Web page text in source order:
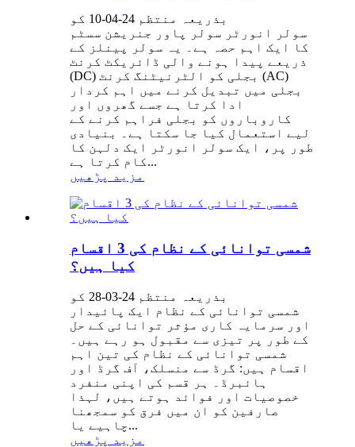
بذریعہ منتظم 24-04-10 کو
سولر انورٹر سولر پاور جنریشن سسٹم
کا ایک اہم حصہ ہے۔ یہ سولر پینلز کے
ذریعے پیدا ہونے والی ڈائریکٹ کرنٹ
(DC) بجلی کو الٹرنیٹنگ کرنٹ (AC)
بجلی میں تبدیل کرنے میں اہم کردار
ادا کرتا ہے جسے گھروں اور
کاروباروں کو بجلی فراہم کرنے کے
لیے استعمال کیا جا سکتا ہے۔ بنیادی
طور پر، ایک سولر انورٹر ایک دلہن کا
کام کرتا ہے...
مزید پڑھیں
شمسی توانائی کے نظام کی 3 اقسام
کیا ہیں؟
بذریعہ منتظم 24-03-28 کو
شمسی توانائی کے نظام ایک پائیدار
اور سرمایہ کاری مؤثر توانائی کے حل
کے طور پر تیزی سے مقبول ہو رہے ہیں۔
شمسی توانائی کے نظام کی تین اہم
اقسام ہیں: گرڈ سے منسلک، آف گرڈ اور
ہائبرڈ۔ ہر قسم کی اپنی منفرد
خصوصیات اور فوائد ہوتے ہیں، لہذا
صارفین کو ان میں فرق کو سمجھنا
چاہیے یا...
مزید پڑھیں